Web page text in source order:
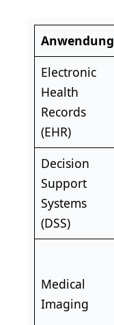
Anwendung
Electronic
Health
Records
(EHR)
Decision
Support
Systems
(DSS)
Medical
Imaging